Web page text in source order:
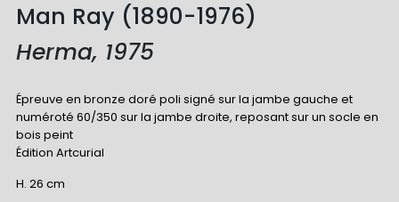
Man Ray (1890-1976)
Herma, 1975
Épreuve en bronze doré poli signé sur la jambe gauche et
numéroté 60/350 sur la jambe droite, reposant sur un socle en
bois peint
Édition Artcurial
H. 26 cm